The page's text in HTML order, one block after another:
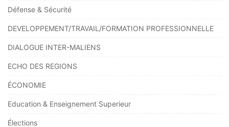
Défense & Sécurité
DEVELOPPEMENT/TRAVAIL/FORMATION PROFESSIONNELLE
DIALOGUE INTER-MALIENS
ECHO DES REGIONS
ÉCONOMIE
Education & Enseignement Superieur
Élections